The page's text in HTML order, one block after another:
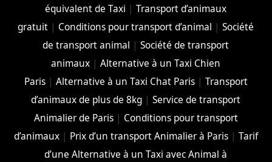
équivalent de Taxi |Transport d’animaux
gratuit | Conditions pour transport d’animal |Société
de transport animal |Société de transport
animaux |Alternative à un Taxi Chien
Paris| Alternative à un Taxi Chat Paris| Transport
d’animaux de plus de 8kg |Service de transport
Animalier de Paris| Conditions pour transport
d’animaux| Prix d’un transport Animalier à Paris| Tarif
d’une Alternative à un Taxi avec Animal à